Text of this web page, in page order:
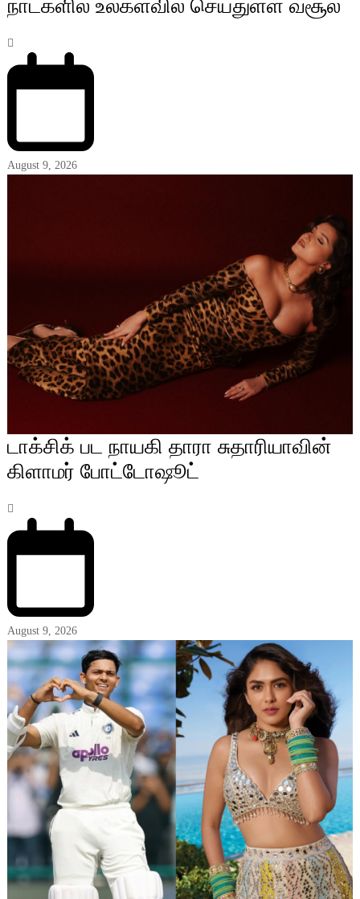
நாட்களில் உலகளவில் செய்துள்ள வசூல்
August 9, 2026
டாக்சிக் பட நாயகி தாரா சுதாரியாவின்
கிளாமர் போட்டோஷூட்
August 9, 2026